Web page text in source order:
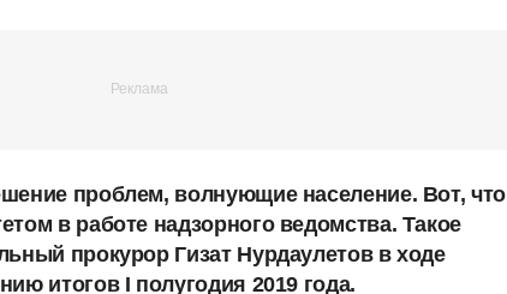
проблем, волнующие население. Вот, что
в работе надзорного ведомства. Такое
прокурор Гизат Нурдаулетов в ходе
итогов I полугодия 2019 года.